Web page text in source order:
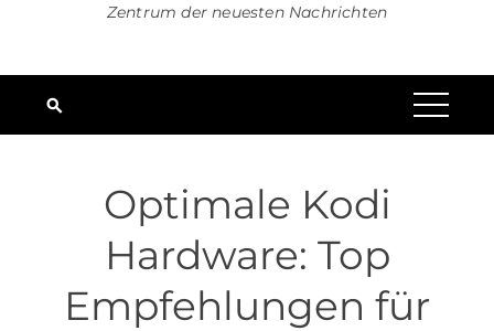
Zentrum der neuesten Nachrichten
Optimale Kodi
Hardware: Top
Empfehlungen für